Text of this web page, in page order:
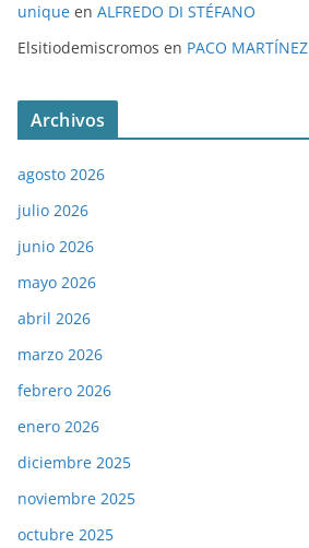
unique en ALFREDO DI STÉFANO
Elsitiodemiscromos en PACO MARTÍNEZ
Archivos
agosto 2026
julio 2026
junio 2026
mayo 2026
abril 2026
marzo 2026
febrero 2026
enero 2026
diciembre 2025
noviembre 2025
octubre 2025